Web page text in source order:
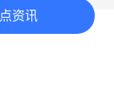
资讯